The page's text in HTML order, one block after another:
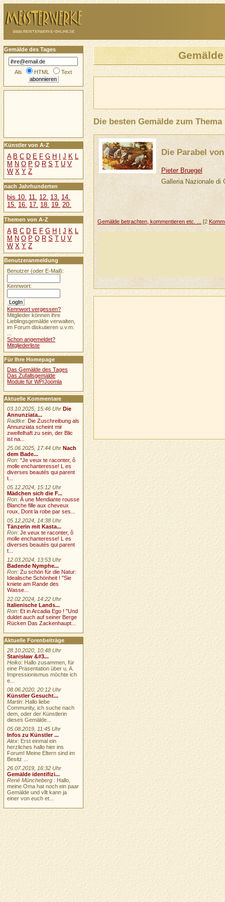
Die besten Gemälde zum Thema
Die Parabel
Pieter Bruegel
Galleria Nazionale di
Gemälde betrachten, kommentieren etc. ... [2
Gemälde des Tages
Als HTML Text
Künstler von A-Z
A B C D E F G H J K L
M N O P Q R S T U V
W X Y Z
nach Jahrhunderten
bis 10. 11. 12. 13. 14.
15. 16. 17. 18. 19. 20.
Themen von A-Z
A B C D E F G H I J K L
M N O P Q R S T U V
W X Y Z
Benutzeranmeldung
Benutzer (oder E-Mail):
Kennwort:
Kennwort vergessen?
Mitglieder können ihre
Lieblingsgemälde verwalten,
im Forum diskutieren u.v.m.
Schon angemeldet?
Mitgliederliste
Für Ihre Homepage
Das Gemälde des Tages
Das Zufallsgemälde
Module für WP/Joomla
Aktuelle Kommentare
03.10.2025, 15:46 Uhr Die
Annunziata...
Radtke: Die Zuschreibung als
Annunziata scheint mir
zweifelhaft zu sein, der Blic
ist na...
25.06.2025, 17:44 Uhr Nach
dem Bade...
Ron:"Je veux te raconter, ô
molle enchanteresse! L es
diverses beautés qui parent
t...
05.12.2024, 15:12 Uhr
Mädchen sich die F...
Ron:À une Mendiante rousse
Blanche fille aux cheveux
roux, Dont la robe par ses...
05.12.2024, 14:38 Uhr
Tänzerin mit Kasta...
Ron:Je veux te raconter, ô
molle enchanteresse! L es
diverses beautés qui parent
t...
12.03.2024, 13:53 Uhr
Badende Nymphe...
Ron:Zu schön für die Natur:
Idealische Schönheit ! "Sie
kniete am Rande des
Wasse...
22.02.2024, 14:22 Uhr
Italienische Lands...
Ron:Et in Arcadia Ego ! "Und
duldet auch auf seiner Berge
Rücken Das Zackenhaupt...
Aktuelle Forenbeiträge
28.10.2020, 10:48 Uhr
Stanisław &#3...
Heiko: Hallo zusammen, für
eine Präsentation über u. A.
Impressionismus möchte ich
e...
08.06.2020, 20:12 Uhr
Künstler Gesucht...
Martin: Hallo liebe
Community, ich suche nach
dem, oder der Künstlerin
dieses Gemälde...
05.08.2019, 11:45 Uhr
Infos zu Künstler ...
Alex: Erst einmal ein
herzliches hallo hier ins
Forum! Meine Eltern sind im
Besitz ...
26.07.2019, 16:32 Uhr
Gemälde identifizi...
René Müncheberg : Hallo,
meine Oma hat noch ein paar
Gemälde und vllt kann ja
einer von euch et...